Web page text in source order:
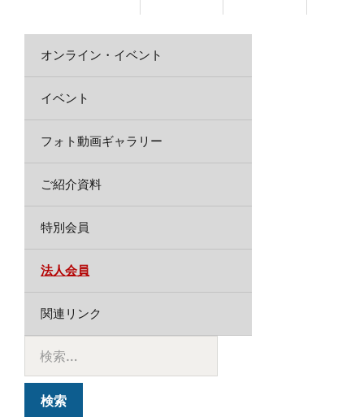
オンライン・イベント
イベント
フォト動画ギャラリー
ご紹介資料
特別会員
法人会員
関連リンク